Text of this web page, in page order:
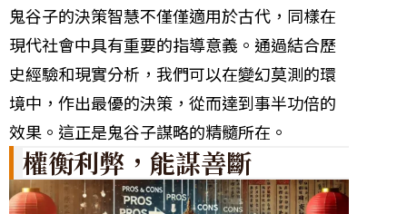
鬼谷子的決策智慧不僅僅適用於古代，同樣在
現代社會中具有重要的指導意義。通過結合歷
史經驗和現實分析，我們可以在變幻莫測的環
境中，作出最優的決策，從而達到事半功倍的
效果。這正是鬼谷子謀略的精髓所在。
權衡利弊，能謀善斷